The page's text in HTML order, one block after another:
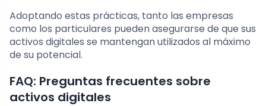
Adoptando estas prácticas, tanto las empresas
como los particulares pueden asegurarse de que sus
activos digitales se mantengan utilizados al máximo
de su potencial.
FAQ: Preguntas frecuentes sobre
activos digitales